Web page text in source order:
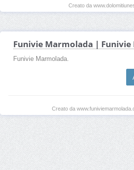
Creato da
Funivie Marmolada |
Funivie Marmolada.
Creato da